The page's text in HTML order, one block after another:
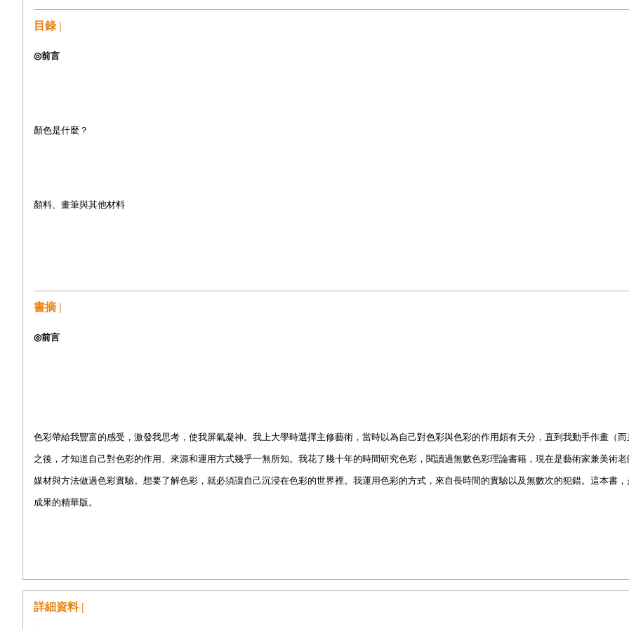
目錄 |
◎前言
顏色是什麼？
顏料、畫筆與其他材料
◎練習
練習二：利用色彩深淺製作個人色輪
練習四：色彩表格
書摘 |
◎前言
色彩帶給我豐富的感受，激發我思考，使我屏氣凝神。我上大學時選擇主修藝術，當時以為自己對色彩與色彩的作用頗有天分，直到我動手作畫（
之後，才知道自己對色彩的作用、來源和運用方式幾乎一無所知。我花了幾十年的時間研究色彩，閱讀過無數色彩理論書籍，現在是藝術家兼美術
媒材與方法做過色彩實驗。想要了解色彩，就必須讓自己沉浸在色彩的世界裡。我運用色彩的方式，來自長時間的實驗以及無數次的犯錯。這本書，
成果的精華版。
書中的練習能幫助你透過既有趣又好玩的實驗，對色彩理論具備基本認識。跟著這本書練習的時候，一定要願意做看起來大錯特錯的嘗試。也就是
果不如預期，也不要責怪自己。我的觀念是：只要有學到東西，就算實驗失敗也完全值得。過程當然不容易，但練習的時候請努力記住這一點。
詳細資料 |